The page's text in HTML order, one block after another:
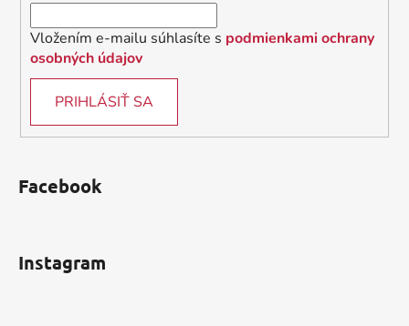
Vložením e-mailu súhlasíte s podmienkami ochrany
osobných údajov
PRIHLÁSIŤ SA
Facebook
Instagram